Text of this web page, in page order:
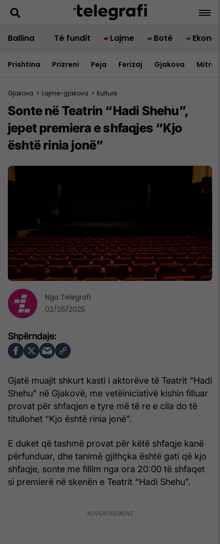
Ballina Të fundit Lajme Botë
Prishtina Prizreni Peja Ferizaj Gjakova
Gjakova > Lajme-gjakova > Kulturë
Sonte në Teatrin “Hadi Shehu”,
jepet premiera e shfaqjes “Kjo
është rinia jonë”
Gjatë muajit shkurt kasti i aktorëve të Teatrit “Hadi
Shehu” në Gjakovë, me vetëiniciativë kishin filluar
provat për shfaqjen e tyre më të re e cila do të
titullohet “Kjo është rinia jonë”.
E duket që tashmë provat për këtë shfaqje kanë
përfunduar, dhe tanimë gjithçka është gati që kjo
shfaqje, sonte me fillim nga ora 20:00 të shfaqet
si premierë në skenën e Teatrit “Hadi Shehu”.
Nga Telegrafi
02/05/2025